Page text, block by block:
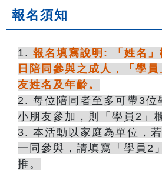
報名須知
1. 報名填寫說明: 「姓名」
日 陪同參與之成人，「學員
友姓名及年齡。
2. 每位陪同者至多可帶3位
小朋友參加，則「學員2」
3. 本活動以家庭為單位，
一同參與，請填寫「學員2
推。